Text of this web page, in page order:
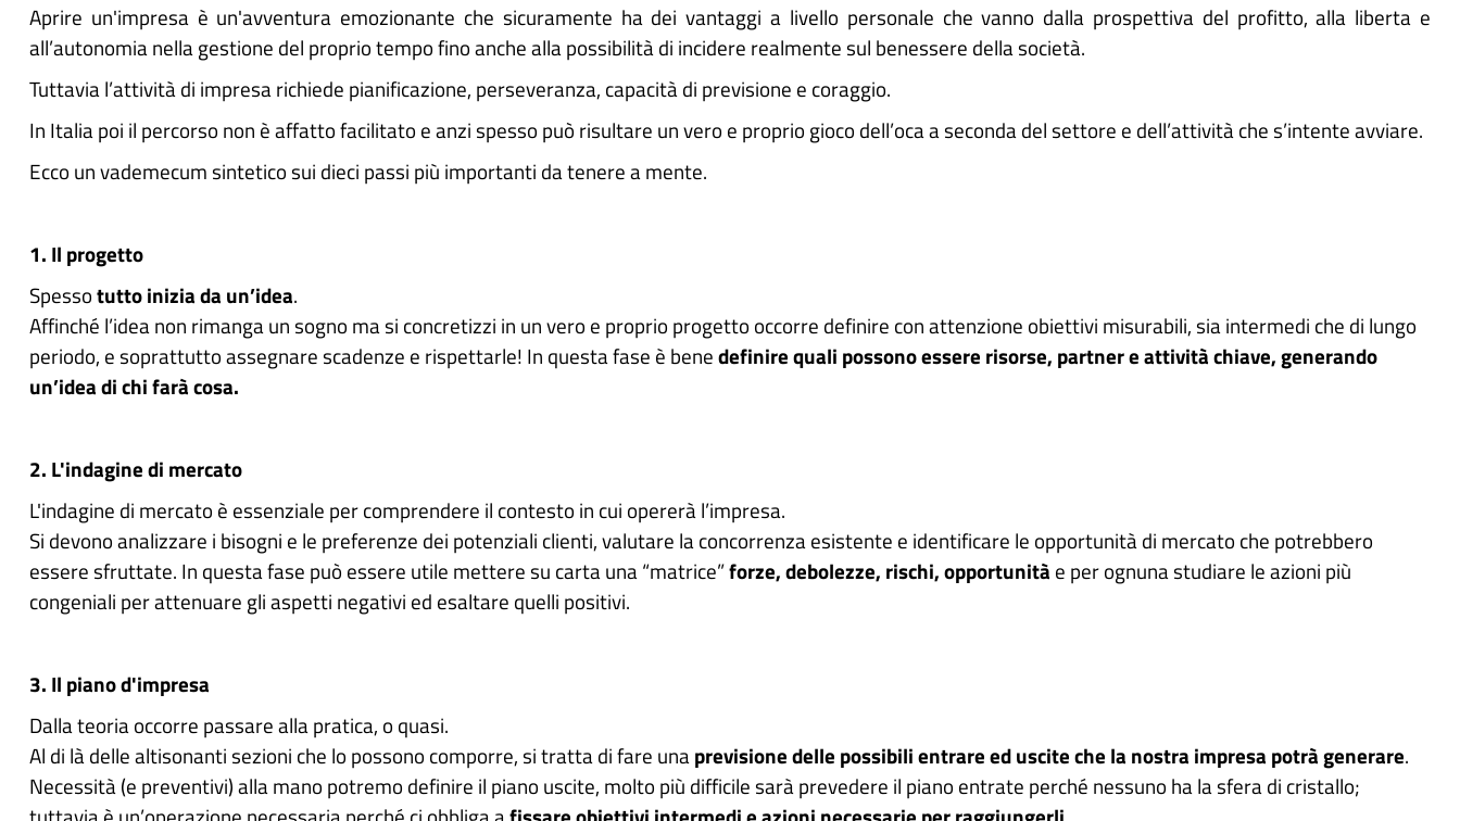
Aprire un'impresa è un'avventura emozionante che sicuramente ha dei vantaggi a livello personale che vanno dalla prospettiva del profitto, alla liberta e
all’autonomia nella gestione del proprio tempo fino anche alla possibilità di incidere realmente sul benessere della società.
Tuttavia l’attività di impresa richiede pianificazione, perseveranza, capacità di previsione e coraggio.
In Italia poi il percorso non è affatto facilitato e anzi spesso può risultare un vero e proprio gioco dell’oca a seconda del settore e dell’attività che s’intente avviare.
Ecco un vademecum sintetico sui dieci passi più importanti da tenere a mente.
1. Il progetto
Spessotutto inizia da un’idea.
Affinché l’idea non rimanga un sogno ma si concretizzi in un vero e proprio progetto occorre definire con attenzione obiettivi misurabili, sia intermedi che di lungo
periodo, e soprattutto assegnare scadenze e rispettarle! In questa fase è benedefinire quali possono essere risorse, partner e attività chiave, generando
un’idea di chi farà cosa.
2. L'indagine di mercato
L'indagine di mercato è essenziale per comprendere il contesto in cui opererà l’impresa.
Si devono analizzare i bisogni e le preferenze dei potenziali clienti, valutare la concorrenza esistente e identificare le opportunità di mercato che potrebbero
essere sfruttate. In questa fase può essere utile mettere su carta una “matrice”forze, debolezze, rischi, opportunità e per ognuna studiare le azioni più
congeniali per attenuare gli aspetti negativi ed esaltare quelli positivi.
3. Il piano d'impresa
Dalla teoria occorre passare alla pratica, o quasi.
Al di là delle altisonanti sezioni che lo possono comporre, si tratta di fare unaprevisione delle possibili entrare ed uscite che la nostra impresa potrà generare.
Necessità (e preventivi) alla mano potremo definire il piano uscite, molto più difficile sarà prevedere il piano entrate perché nessuno ha la sfera di cristallo;